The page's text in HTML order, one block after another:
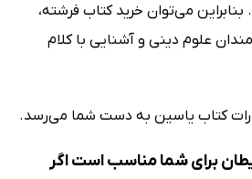
بنابراین می‌توان خرید کتاب فرشته،
علوم دینی و آشنایی با کلام
کتاب یاسین به دست شما می‌رسد.
برای شما مناسب است اگر